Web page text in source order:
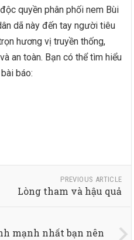
quyền phân phối nem Bùi
dã này đến tay người tiêu
hương vị truyền thống,
an toàn. Bạn có thể tìm hiểu
báo:
PREVIOUS ARTICLE
Lòng tham và hậu quả
mạnh nhất bạn nên